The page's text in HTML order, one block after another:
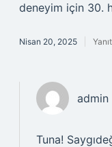
deneyim için 30.
Nisan 20, 2025
admin
Tuna!